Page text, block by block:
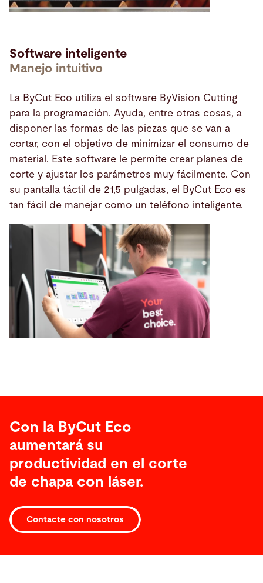
Software inteligente
Manejo intuitivo
La ByCut Eco utiliza el software ByVision Cutting
para la programación. Ayuda, entre otras cosas, a
disponer las formas de las piezas que se van a
cortar, con el objetivo de minimizar el consumo de
material. Este software le permite crear planes de
corte y ajustar los parámetros muy fácilmente. Con
su pantalla táctil de 21,5 pulgadas, el ByCut Eco es
tan fácil de manejar como un teléfono inteligente.
Con la ByCut Eco
aumentará su
productividad en el corte
de chapa con láser.
Contacte con nosotros